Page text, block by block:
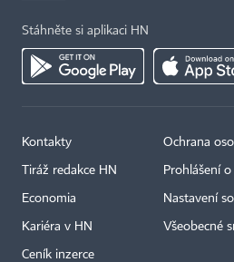
Stáhněte si aplikaci HN
Kontakty
Tiráž redakce HN
Economia
Kariéra v HN
Ceník inzerce
Ochrana
Prohlášení
Nastavení
Všeobecné